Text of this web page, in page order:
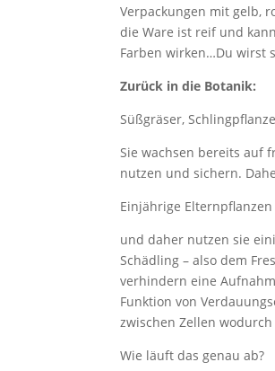
Verpackungen mit gelb,
die Ware ist reif und
Farben wirken…Du wirst
Zurück in die Botanik:
Süßgräser,
Sie wachsen bereits auf
nutzen und sichern.
Einjährige
und daher nutzen sie
Schädling – also dem
verhindern eine
Funktion von
zwischen Zellen
Wie läuft das genau ab?